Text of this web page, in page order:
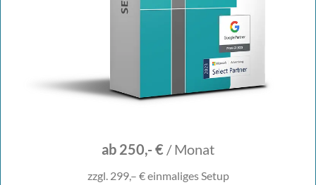
ab 250,- € / Monat
zzgl. 299,– € einmaliges Setup